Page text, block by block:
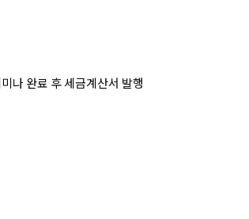
나 완료 후 세금계산서 발행